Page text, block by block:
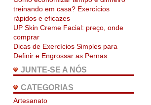
treinando em casa? Exercícios
rápidos e eficazes
UP Skin Creme Facial: preço, onde
comprar
Dicas de Exercícios Simples para
Definir e Engrossar as Pernas
JUNTE-SE A NÓS
CATEGORIAS
Artesanato